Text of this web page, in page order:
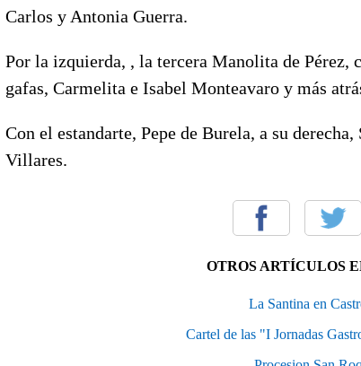
Carlos y Antonia Guerra.
Por la izquierda, , la tercera Manolita de Pérez,
gafas, Carmelita e Isabel Monteavaro y más
Con el estandarte, Pepe de Burela, a su
Villares.
OTROS ARTÍCULOS
La Santina en
Cartel de las "I Jornadas